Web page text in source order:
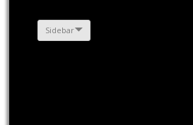
Sidebar